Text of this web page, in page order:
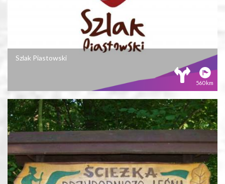
Szlak Piastowski
560 km